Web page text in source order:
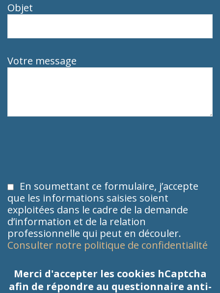
Objet
Votre message
En soumettant ce formulaire, j’accepte
que les informations saisies soient
exploitées dans le cadre de la demande
d’information et de la relation
professionnelle qui peut en découler.
Consulter notre politique de confidentialité
Merci d'accepter les cookies hCaptcha
afin de répondre au questionnaire anti-